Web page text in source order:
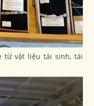
từ vật liệu tái sinh, tái